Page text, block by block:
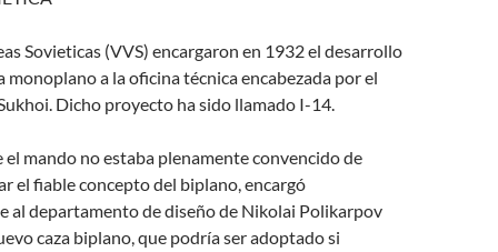
Sovieticas (VVS) encargaron en 1932 el desarrollo
monoplano a la oficina técnica encabezada por el
Dicho proyecto ha sido llamado I-14.
mando no estaba plenamente convencido de
el fiable concepto del biplano, encargó
al departamento de diseño de Nikolai Polikarpov
caza biplano, que podría ser adoptado si